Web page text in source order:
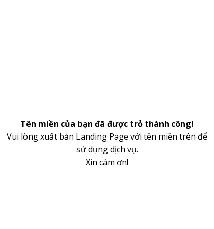
Tên miền của bạn đã được trỏ thành công!
Vui lòng xuất bản Landing Page với tên miền trên để
sử dụng dịch vụ.
Xin cám ơn!